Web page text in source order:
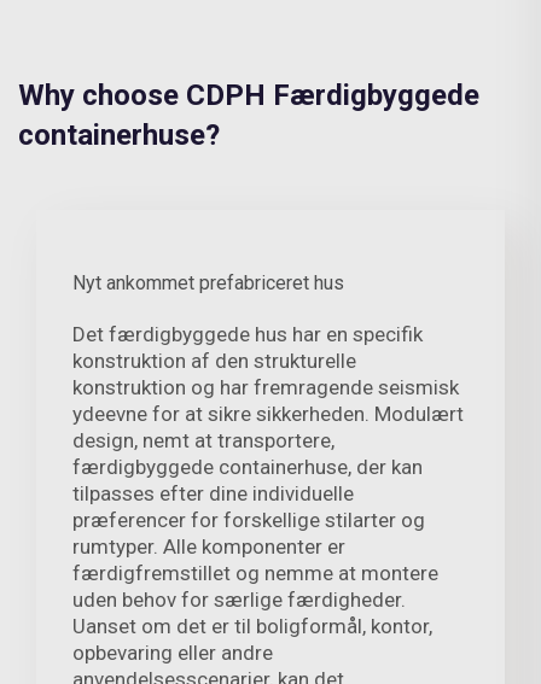
Why choose CDPH Færdigbyggede
containerhuse?
Nyt ankommet prefabriceret hus
Det færdigbyggede hus har en specifik
konstruktion af den strukturelle
konstruktion og har fremragende seismisk
ydeevne for at sikre sikkerheden. Modulært
design, nemt at transportere,
færdigbyggede containerhuse, der kan
tilpasses efter dine individuelle
præferencer for forskellige stilarter og
rumtyper. Alle komponenter er
færdigfremstillet og nemme at montere
uden behov for særlige færdigheder.
Uanset om det er til boligformål, kontor,
opbevaring eller andre
anvendelsesscenarier, kan det